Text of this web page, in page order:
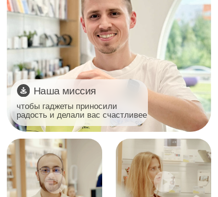
О нашем
магазине
О нашей
радость и делали вас счастливее